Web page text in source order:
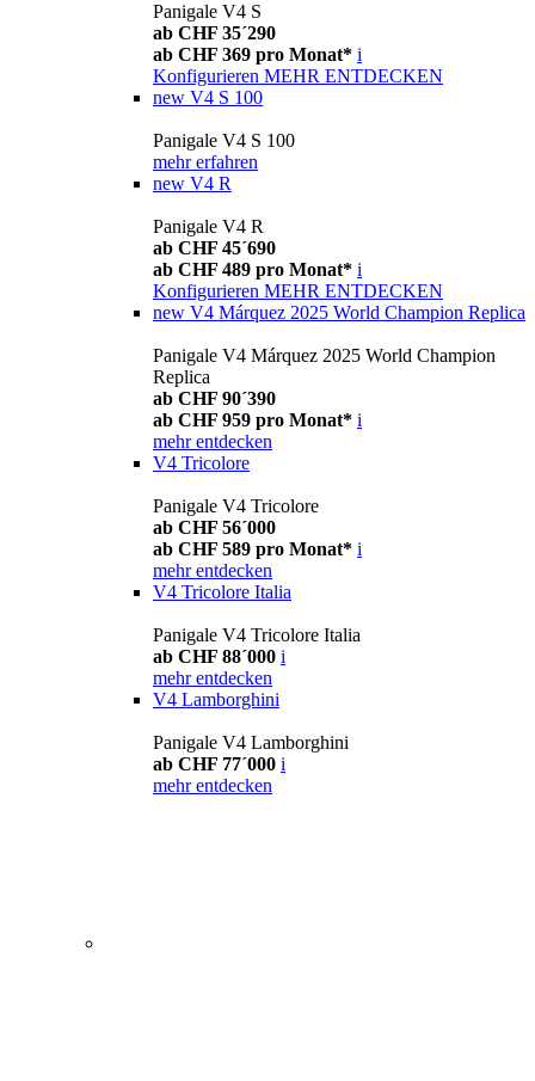
Panigale V4 S
ab CHF 35´290
ab CHF 369 pro Monat* i
Konfigurieren MEHR ENTDECKEN
new V4 S 100
Panigale V4 S 100
mehr erfahren
new V4 R
Panigale V4 R
ab CHF 45´690
ab CHF 489 pro Monat* i
Konfigurieren MEHR ENTDECKEN
new V4 Márquez 2025 World Champion Replica
Panigale V4 Márquez 2025 World Champion
Replica
ab CHF 90´390
ab CHF 959 pro Monat* i
mehr entdecken
V4 Tricolore
Panigale V4 Tricolore
ab CHF 56´000
ab CHF 589 pro Monat* i
mehr entdecken
V4 Tricolore Italia
Panigale V4 Tricolore Italia
ab CHF 88´000 i
mehr entdecken
V4 Lamborghini
Panigale V4 Lamborghini
ab CHF 77´000 i
mehr entdecken